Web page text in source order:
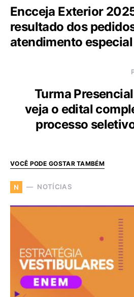
Encceja Exterior
resultado dos
atendimento especial
Turma
veja o edital
processo
VOCÊ PODE GOSTAR TAMBÉM
N NOTÍCIAS